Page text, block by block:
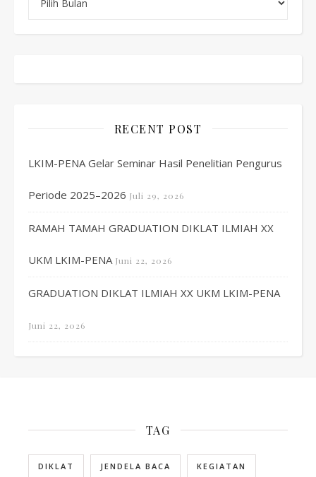
RECENT POST
LKIM-PENA Gelar Seminar Hasil Penelitian Pengurus
Periode 2025–2026 Juli 29, 2026
RAMAH TAMAH GRADUATION DIKLAT ILMIAH XX
UKM LKIM-PENA Juni 22, 2026
GRADUATION DIKLAT ILMIAH XX UKM LKIM-PENA
Juni 22, 2026
TAG
DIKLAT JENDELA BACA KEGIATAN